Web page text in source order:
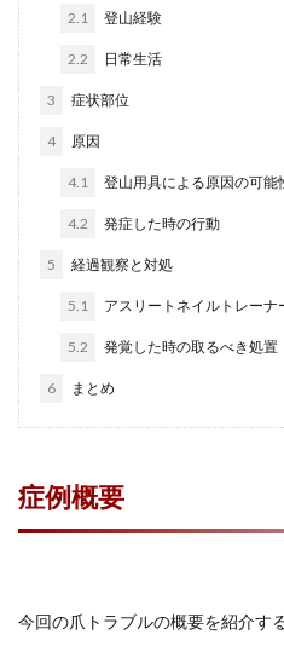
2.1 登山経験
2.2 日常生活
3 症状部位
4 原因
4.1 登山用具による原因の可能
4.2 発症した時の行動
5 経過観察と対処
5.1 アスリートネイルトレーナ
5.2 発覚した時の取るべき処置
6 まとめ
症例概要
今回の爪トラブルの概要を紹介する